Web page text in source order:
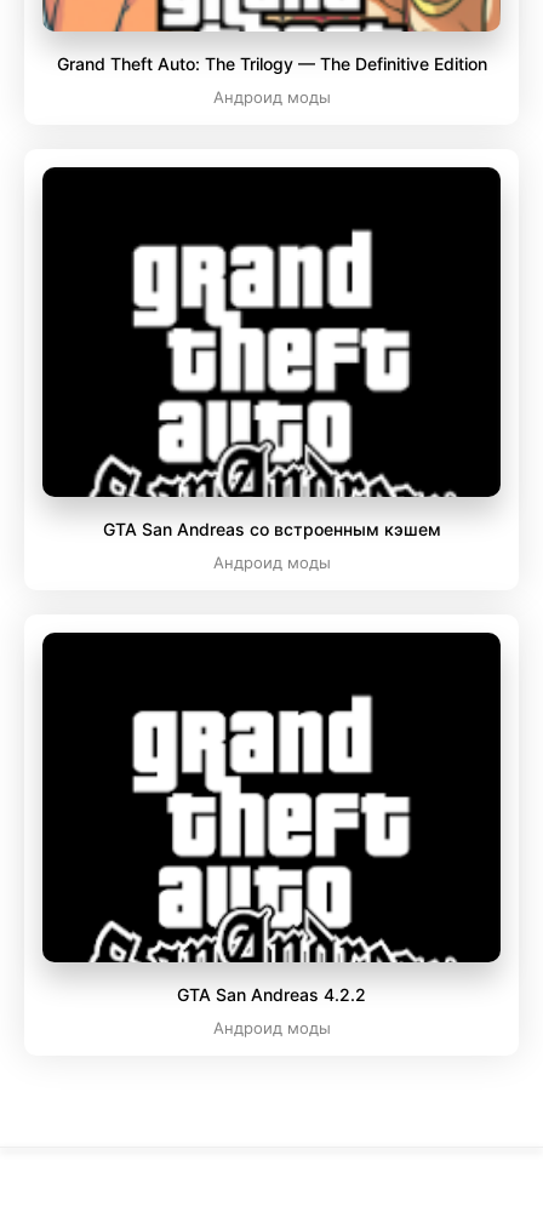
Grand Theft Auto: The Trilogy — The Definitive Edition
Андроид моды
GTA San Andreas со встроенным кэшем
Андроид моды
GTA San Andreas 4.2.2
Андроид моды